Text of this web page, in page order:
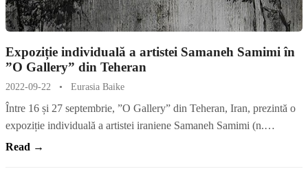
Expoziție individuală a artistei Samaneh Samimi în
”O Gallery” din Teheran
2022-09-22 • Eurasia Baike
Între 16 și 27 septembrie, ”O Gallery” din Teheran, Iran, prezintă o
expoziție individuală a artistei iraniene Samaneh Samimi (n.…
Read →